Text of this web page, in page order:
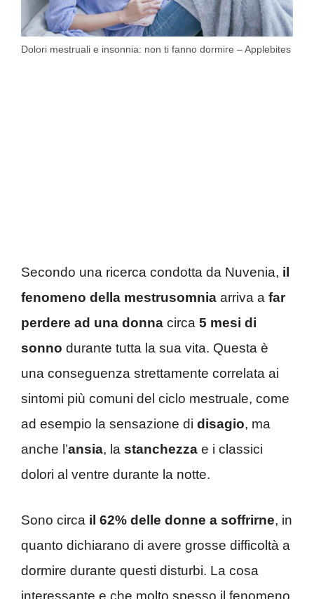
Dolori mestruali e insonnia: non ti fanno dormire – Applebites
Secondo una ricerca condotta da Nuvenia, il
fenomeno della mestrusomnia arriva a far
perdere ad una donna circa 5 mesi di
sonno durante tutta la sua vita. Questa è
una conseguenza strettamente correlata ai
sintomi più comuni del ciclo mestruale, come
ad esempio la sensazione di disagio, ma
anche l’ansia, la stanchezza e i classici
dolori al ventre durante la notte.
Sono circa il 62% delle donne a soffrirne, in
quanto dichiarano di avere grosse difficoltà a
dormire durante questi disturbi. La cosa
interessante e che molto spesso il fenomeno